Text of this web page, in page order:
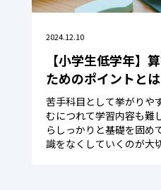
2024.12.10
【小学生低学年】
ためのポイントと
苦手科目として挙がり
むにつれて学習内容も難
らしっかりと基礎を固め
識をなくしていくのが大